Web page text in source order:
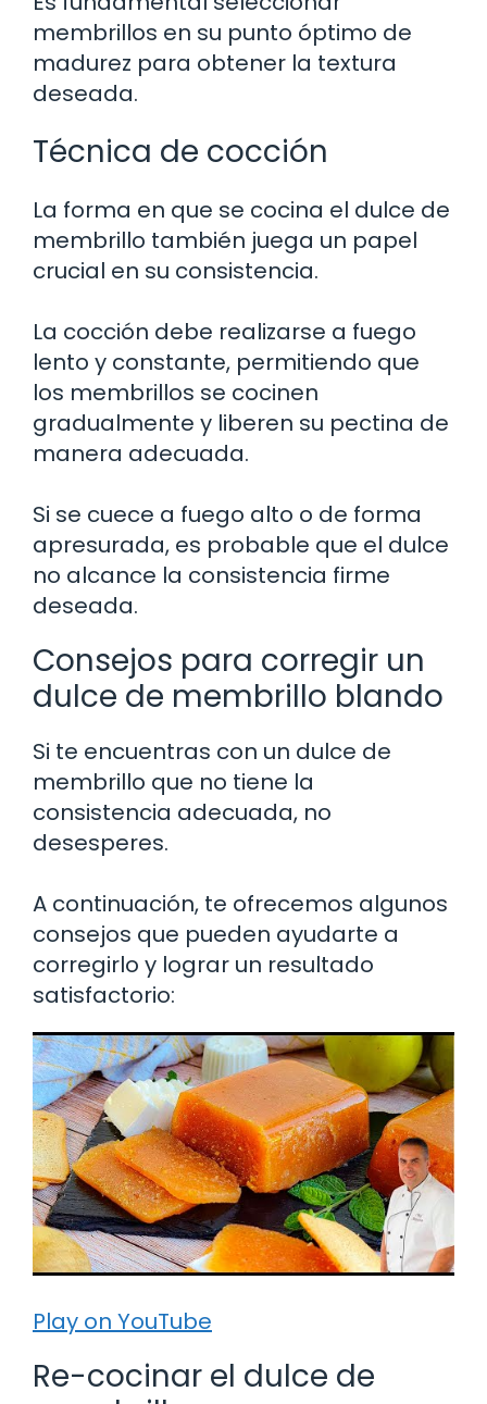
membrillos en su punto óptimo de
madurez para obtener la textura
deseada.
Técnica de cocción
La forma en que se cocina el dulce de
membrillo también juega un papel
crucial en su consistencia.
La cocción debe realizarse a fuego
lento y constante, permitiendo que
los membrillos se cocinen
gradualmente y liberen su pectina de
manera adecuada.
Si se cuece a fuego alto o de forma
apresurada, es probable que el dulce
no alcance la consistencia firme
deseada.
Consejos para corregir un
dulce de membrillo blando
Si te encuentras con un dulce de
membrillo que no tiene la
consistencia adecuada, no
desesperes.
A continuación, te ofrecemos algunos
consejos que pueden ayudarte a
corregirlo y lograr un resultado
satisfactorio:
Play on YouTube
Re-cocinar el dulce de